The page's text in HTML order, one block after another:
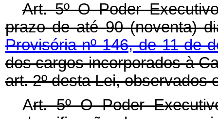
Art. 5º O Poder
prazo de até 90 (noventa)
Provisória nº 146, de 11 de
dos cargos incorporados à
art. 2º desta Lei, observados
Art. 5º O Poder